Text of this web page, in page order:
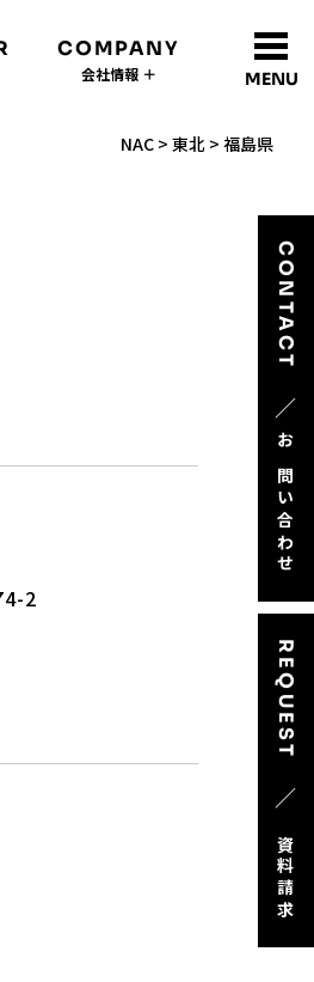
COMPANY
会社情報 ＋ MENU
CONTACT
／
お問い合わせ
REQUEST
／
資料請求
NAC >東北 >福島県
2